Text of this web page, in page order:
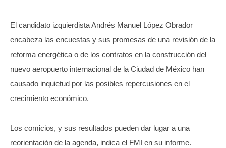
El candidato izquierdista Andrés Manuel López Obrador
encabeza las encuestas y sus promesas de una revisión de la
reforma energética o de los contratos en la construcción del
nuevo aeropuerto internacional de la Ciudad de México han
causado inquietud por las posibles repercusiones en el
crecimiento económico.
Los comicios, y sus resultados pueden dar lugar a una
reorientación de la agenda, indica el FMI en su informe.